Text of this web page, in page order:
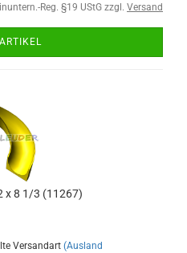
Reg. §19 UStG zzgl. Versand
x 8 1/3 (11267)
Versandart (Ausland